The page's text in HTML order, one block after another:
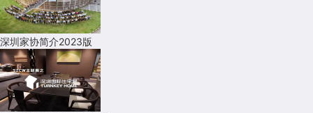
深圳家协简介2023版